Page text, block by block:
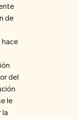
de
del
le
la